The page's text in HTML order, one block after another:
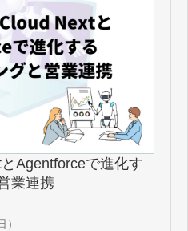
Agentforceで進化す
業連携
）